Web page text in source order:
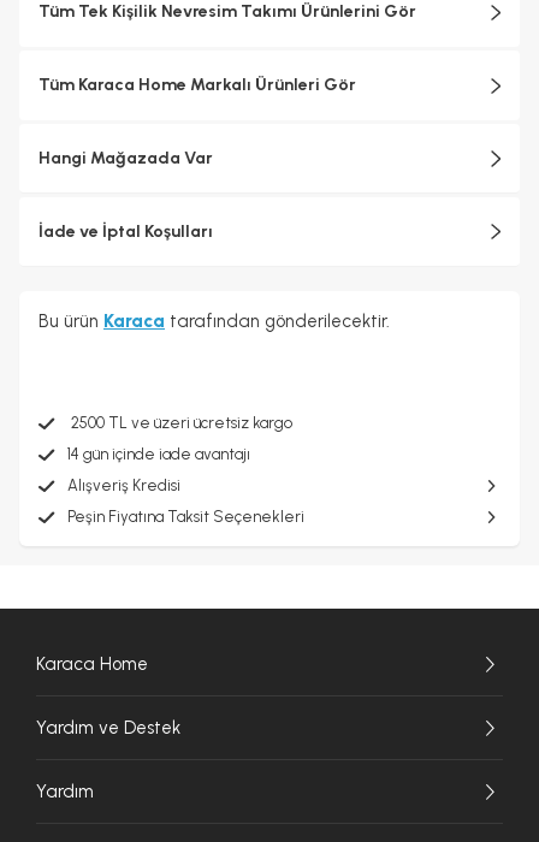
Tüm Tek Kişilik Nevresim Takımı Ürünlerini Gör
Tüm Karaca Home Markalı Ürünleri Gör
Hangi Mağazada Var
İade ve İptal Koşulları
Bu ürün Karaca tarafından gönderilecektir.
2500 TL ve üzeri ücretsiz kargo
14 gün içinde iade avantajı
Alışveriş Kredisi
Peşin Fiyatına Taksit Seçenekleri
Karaca Home
Yardım ve Destek
Yardım